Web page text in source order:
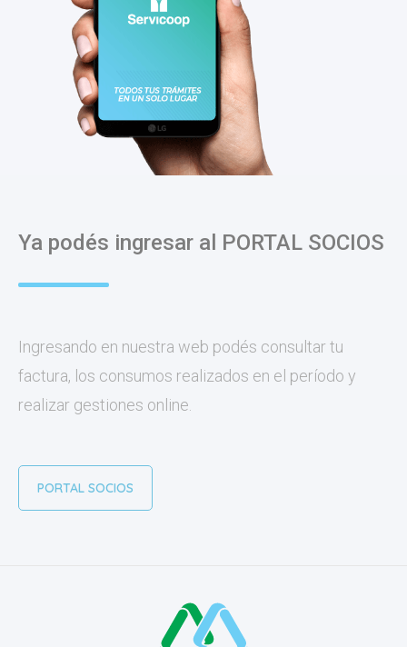
Ya podés ingresar al PORTAL SOCIOS
Ingresando en nuestra web podés consultar tu
factura, los consumos realizados en el período y
realizar gestiones online.
PORTAL SOCIOS